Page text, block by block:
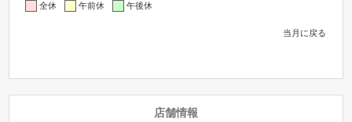
全休 午前休 午後休
当月に戻る
店舗情報